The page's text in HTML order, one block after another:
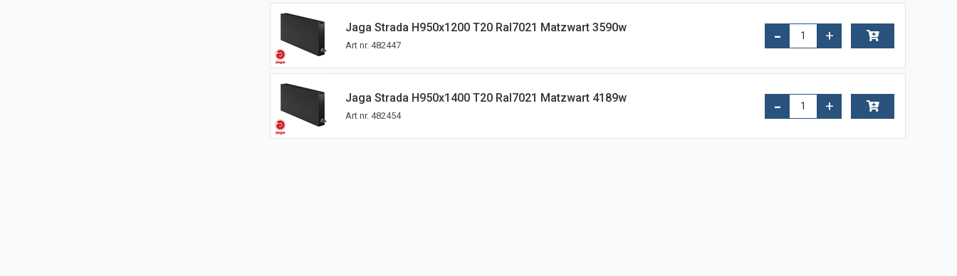
Jaga Strada H950x1200 T20 Ral7021 Matzwart 3590w
Art nr. 482447
Jaga Strada H950x1400 T20 Ral7021 Matzwart 4189w
Art nr. 482454